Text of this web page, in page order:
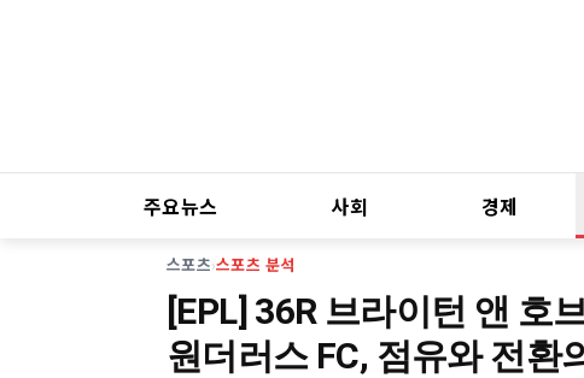
주요뉴스 사회 경제
스포츠›스포츠 분석
[EPL] 36R 브라이턴 앤 호
원더러스 FC, 점유와 전환